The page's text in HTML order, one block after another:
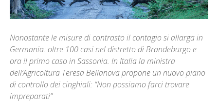
Nonostante le misure di contrasto il contagio si allarga in
Germania: oltre 100 casi nel distretto di Brandeburgo e
ora il primo caso in Sassonia. In Italia la ministra
dell’Agricoltura Teresa Bellanova propone un nuovo piano
di controllo dei cinghiali: “Non possiamo farci trovare
impreparati”